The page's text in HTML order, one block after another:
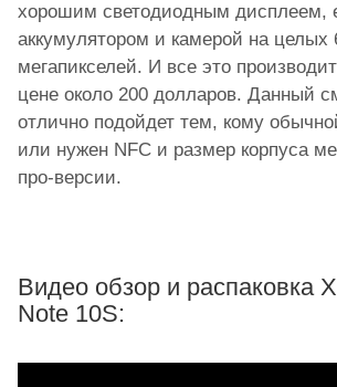
хорошим светодиодным дисплеем,
аккумулятором и камерой на целых
мегапикселей. И все это
цене около 200 долларов. Данный
отлично подойдет тем, кому
или нужен NFC и размер корпуса
про-версии.
Видео обзор и распаковка
Note 10S: